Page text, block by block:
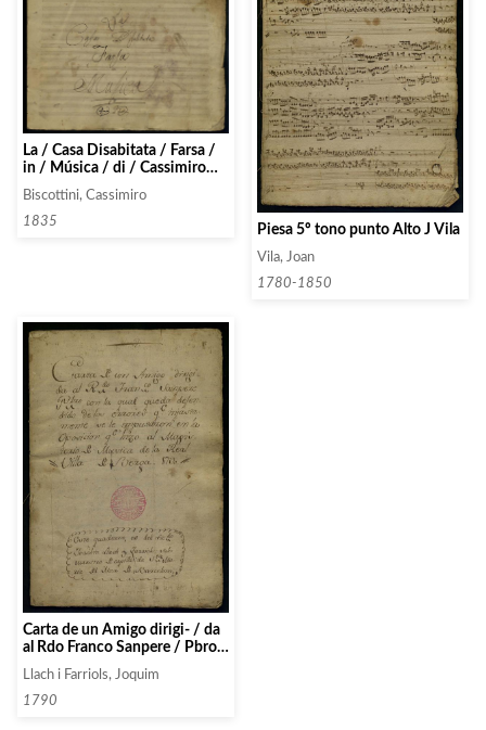
La / Casa Disabitata / Farsa /
in / Música / di / Cassimiro
Biscottini, Cassimiro
1835
Piesa 5º tono punto Alto J Vila
Vila, Joan
1780-1850
Carta de un Amigo dirigi- / da
al Rdo Franco Sanpere / Pbro
de los errores qe injusta- /
mente se le imputaron en la /
Llach i Farriols, Joquim
1790